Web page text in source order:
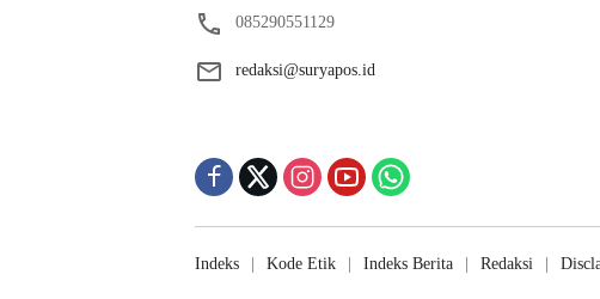
085290551129
redaksi@suryapos.id
Indeks Kode Etik Indeks Berita Redaksi